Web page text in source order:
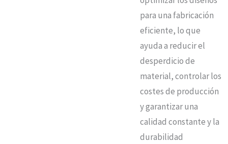
para una fabricación
eficiente, lo que
ayuda a reducir el
desperdicio de
material, controlar los
costes de producción
y garantizar una
calidad constante y la
durabilidad